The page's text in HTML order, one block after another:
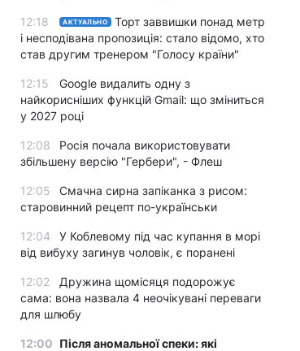
12:18 АКТУАЛЬНО
Торт заввишки понад метр
і несподівана пропозиція: стало відомо, хто
став другим тренером "Голосу країни"
12:15
Google видалить одну з
найкорисніших функцій Gmail: що зміниться
у 2027 році
12:08
Росія почала використовувати
збільшену версію "Гербери", - Флеш
12:05
Смачна сирна запіканка з рисом:
старовинний рецепт по-українськи
12:04
У Коблевому під час купання в морі
від вибуху загинув чоловік, є поранені
12:02
Дружина щомісяця подорожує
сама: вона назвала 4 неочікувані переваги
для шлюбу
12:00 Після аномальної спеки: які